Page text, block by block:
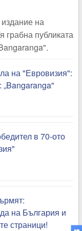
на
грабна публиката
на "Евровизия":
в 70-ото
на България и
страници!